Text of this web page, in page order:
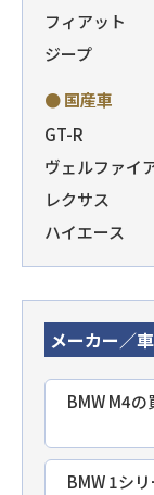
フィアット
ジープ
● 国産車
GT-R
ヴェルファイ
レクサス
ハイエース
メーカー／
BMW M4
BMW 1シ